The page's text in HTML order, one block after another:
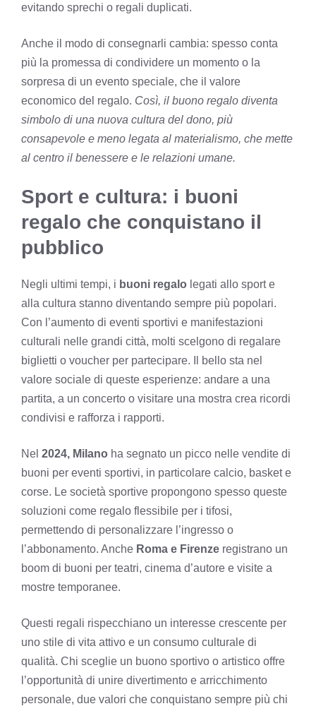
evitando sprechi o regali duplicati.
Anche il modo di consegnarli cambia: spesso conta
più la promessa di condividere un momento o la
sorpresa di un evento speciale, che il valore
economico del regalo. Così, il buono regalo diventa
simbolo di una nuova cultura del dono, più
consapevole e meno legata al materialismo, che mette
al centro il benessere e le relazioni umane.
Sport e cultura: i buoni
regalo che conquistano il
pubblico
Negli ultimi tempi, i buoni regalo legati allo sport e
alla cultura stanno diventando sempre più popolari.
Con l’aumento di eventi sportivi e manifestazioni
culturali nelle grandi città, molti scelgono di regalare
biglietti o voucher per partecipare. Il bello sta nel
valore sociale di queste esperienze: andare a una
partita, a un concerto o visitare una mostra crea ricordi
condivisi e rafforza i rapporti.
Nel 2024, Milano ha segnato un picco nelle vendite di
buoni per eventi sportivi, in particolare calcio, basket e
corse. Le società sportive propongono spesso queste
soluzioni come regalo flessibile per i tifosi,
permettendo di personalizzare l’ingresso o
l’abbonamento. Anche Roma e Firenze registrano un
boom di buoni per teatri, cinema d’autore e visite a
mostre temporanee.
Questi regali rispecchiano un interesse crescente per
uno stile di vita attivo e un consumo culturale di
qualità. Chi sceglie un buono sportivo o artistico offre
l’opportunità di unire divertimento e arricchimento
personale, due valori che conquistano sempre più chi